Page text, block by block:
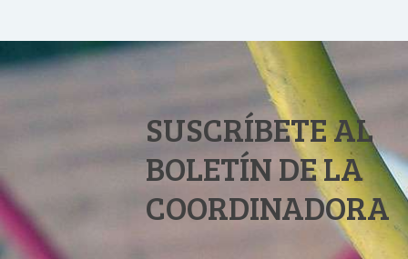
SUSCRÍBETE AL
BOLETÍN DE LA
COORDINADORA